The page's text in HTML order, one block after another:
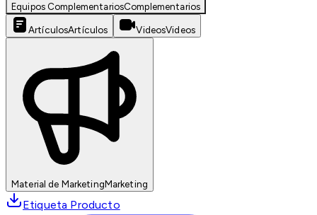
Equipos ComplementariosComplementarios
ArtículosArtículos VideosVideos
Material de MarketingMarketing
Etiqueta Producto